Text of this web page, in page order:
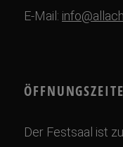
E-Mail:
Der Festsaal ist